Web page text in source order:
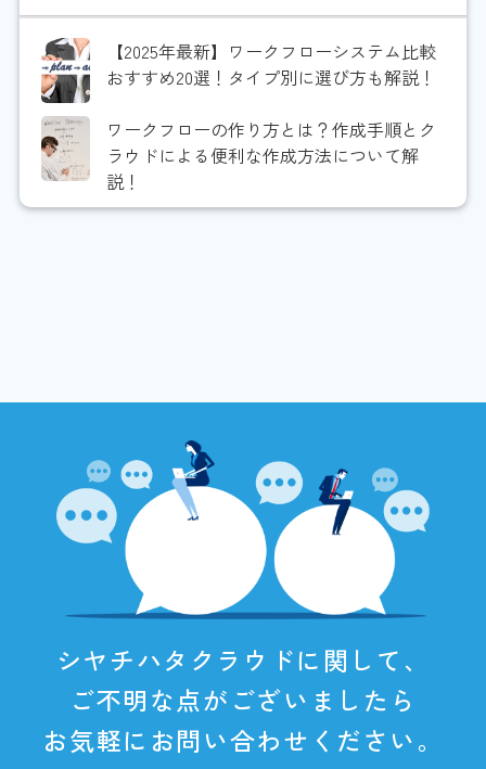
【2025年最新】ワークフローシステム比較
おすすめ20選！タイプ別に選び方も解説！
ワークフローの作り方とは？作成手順とク
ラウドによる便利な作成方法について解
説！
シヤチハタクラウドに関して、
ご不明な点がございましたら
お気軽にお問い合わせください。